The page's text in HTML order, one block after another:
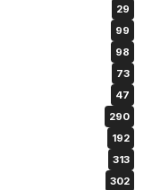
29
99
98
73
47
290
192
313
302